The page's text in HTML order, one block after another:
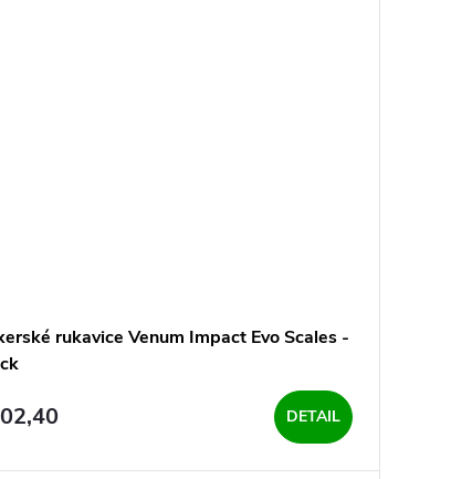
rukavice Venum Impact Evo Scales -
DETAIL